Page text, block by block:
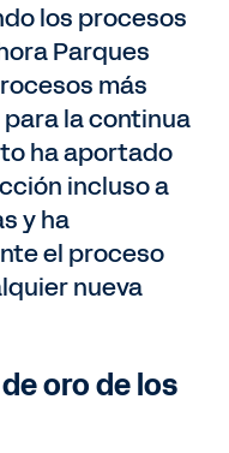
los procesos
Parques
más
la continua
ha aportado
incluso a
y ha
el proceso
nueva
oro de los